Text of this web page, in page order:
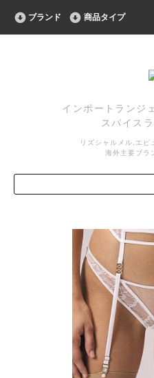
ブランド 商品タイプ
インポートランジ
スパイス
リズシャルメル,エピ
海外主要ブラ